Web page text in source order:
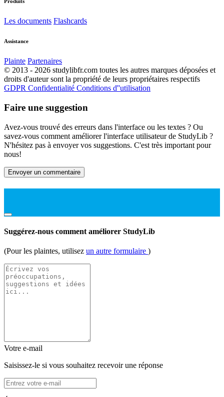
Les documents Flashcards
Assistance
Plainte Partenaires
© 2013 - 2026 studylibfr.com toutes les autres marques déposées et
droits d'auteur sont la propriété de leurs propriétaires respectifs
GDPR Confidentialité Conditions d''utilisation
Faire une suggestion
Avez-vous trouvé des erreurs dans l'interface ou les textes ? Ou
savez-vous comment améliorer l'interface utilisateur de StudyLib ?
N'hésitez pas à envoyer vos suggestions. C'est très important pour
nous!
Envoyer un commentaire
Suggérez-nous comment améliorer StudyLib
(Pour les plaintes, utilisez un autre formulaire )
Votre e-mail
Saisissez-le si vous souhaitez recevoir une réponse